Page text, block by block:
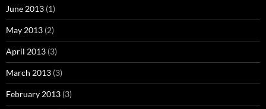
June 2013 (1)
May 2013 (2)
April 2013 (3)
March 2013 (3)
February 2013 (3)